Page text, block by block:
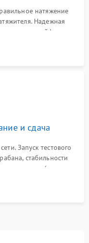
натяжение
Надежная
клемм и шлейфов к
панелей, люка и
и сдача
Запуск тестового
стабильности
насоса (откачка
скрипов, стуков или